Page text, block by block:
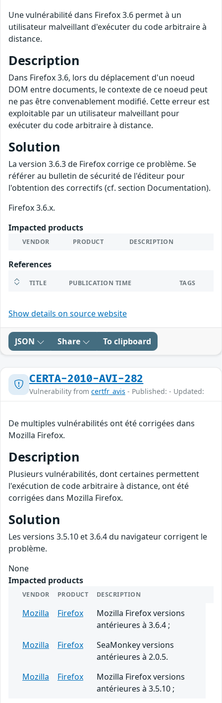
Une vulnérabilité dans Firefox 3.6 permet à un
utilisateur malveillant d'exécuter du code arbitraire à
distance.
Description
Dans Firefox 3.6, lors du déplacement d'un noeud
DOM entre documents, le contexte de ce noeud peut
ne pas être convenablement modifié. Cette erreur est
exploitable par un utilisateur malveillant pour
exécuter du code arbitraire à distance.
Solution
La version 3.6.3 de Firefox corrige ce problème. Se
référer au bulletin de sécurité de l'éditeur pour
l'obtention des correctifs (cf. section Documentation).
Firefox 3.6.x.
Impacted products
VENDOR PRODUCT DESCRIPTION
References
TITLE PUBLICATION TIME TAGS
Show details on source website
JSON Share To clipboard
CERTA-2010-AVI-282
Vulnerability from certfr_avis - Published: - Updated:
De multiples vulnérabilités ont été corrigées dans
Mozilla Firefox.
Description
Plusieurs vulnérabilités, dont certaines permettent
l'exécution de code arbitraire à distance, ont été
corrigées dans Mozilla Firefox.
Solution
Les versions 3.5.10 et 3.6.4 du navigateur corrigent le
problème.
None
Impacted products
VENDOR PRODUCT DESCRIPTION
Mozilla Firefox
Mozilla Firefox versions
antérieures à 3.6.4 ;
Mozilla
Firefox
SeaMonkey versions
antérieures à 2.0.5.
Mozilla
Firefox
Mozilla Firefox versions
antérieures à 3.5.10 ;